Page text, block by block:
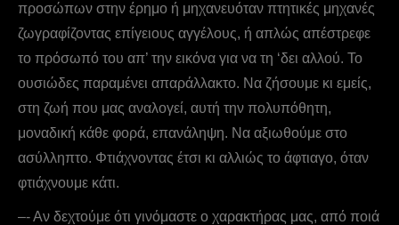
προσώπων στην έρημο ή μηχανευόταν πτητικές μηχανές
ζωγραφίζοντας επίγειους αγγέλους, ή απλώς απέστρεφε
το πρόσωπό του απ’ την εικόνα για να τη ‘δει αλλού. Το
ουσιώδες παραμένει απαράλλακτο. Να ζήσουμε κι εμείς,
στη ζωή που μας αναλογεί, αυτή την πολυπόθητη,
μοναδική κάθε φορά, επανάληψη. Nα αξιωθούμε στο
ασύλληπτο. Φτιάχνοντας έτσι κι αλλιώς το άφτιαγο, όταν
φτιάχνουμε κάτι.
–- Αν δεχτούμε ότι γινόμαστε ο χαρακτήρας μας, από ποιά